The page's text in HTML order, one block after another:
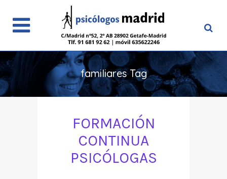
familiares Tag
FORMACIÓN
CONTINUA
PSICÓLOGAS